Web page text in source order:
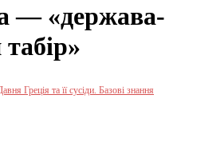
— «держава-
Греція та її сусіди. Базові знання